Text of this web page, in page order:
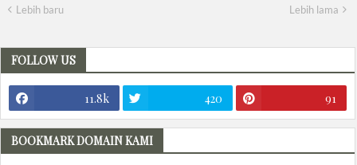
Lebih baru Lebih lama
FOLLOW US
11.8k 420 91
BOOKMARK DOMAIN KAMI